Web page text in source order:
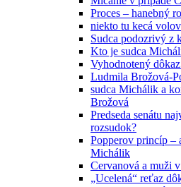
Proces – hanebný
niekto tu kecá
Sudca podozrivý z
Kto je sudca
Vyhodnotený
Ludmila Brožová-
sudca Michálik a
Brožová
Predseda senátu
rozsudok?
Popperov princíp –
Michálik
Cervanová a muži
„Ucelená“ reťaz